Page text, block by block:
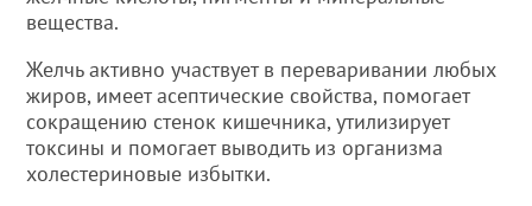
вещества.
Желчь активно участвует в переваривании любых
жиров, имеет асептические свойства, помогает
сокращению стенок кишечника, утилизирует
токсины и помогает выводить из организма
холестериновые избытки.